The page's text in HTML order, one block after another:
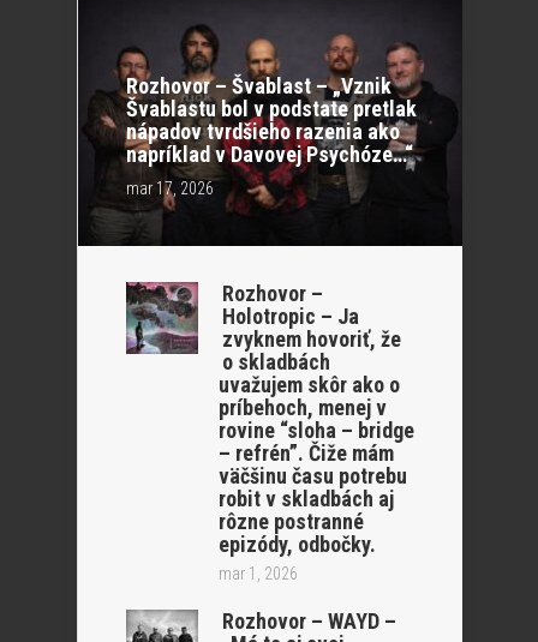
Rozhovor – Švablast – „Vznik
Švablastu bol v podstate pretlak
nápadov tvrdšieho razenia ako
napríklad v Davovej Psychóze…“
mar 17, 2026
Rozhovor –
Holotropic – Ja
zvyknem hovoriť, že
o skladbách
uvažujem skôr ako o
príbehoch, menej v
rovine “sloha – bridge
– refrén”. Čiže mám
väčšinu času potrebu
robit v skladbách aj
rôzne postranné
epizódy, odbočky.
mar 1, 2026
Rozhovor – WAYD –